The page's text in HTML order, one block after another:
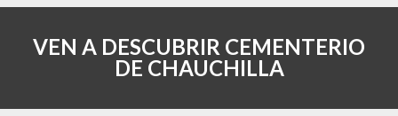
VEN A DESCUBRIR CEMENTERIO
DE CHAUCHILLA